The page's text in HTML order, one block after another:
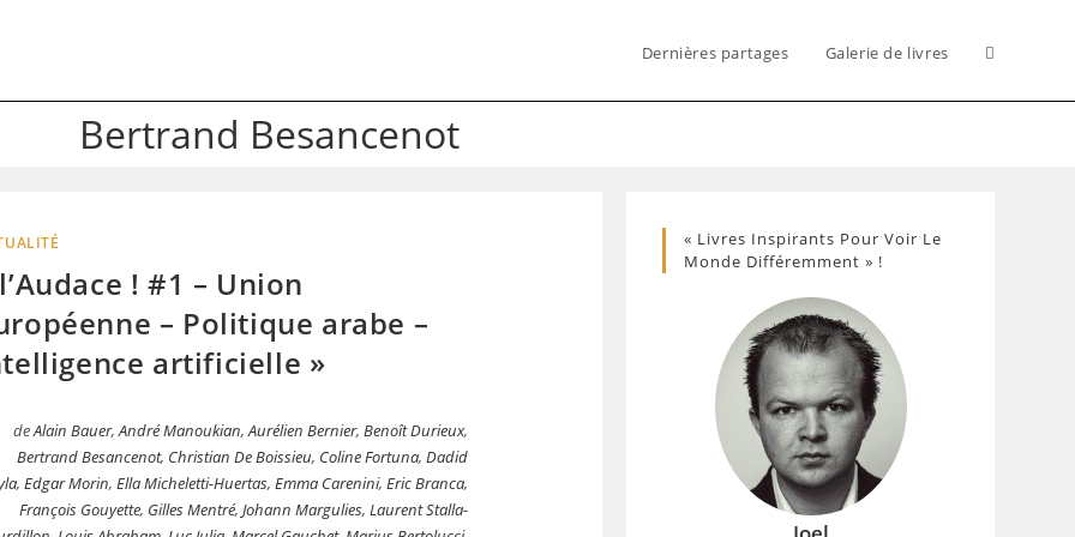
Dernières partages Galerie de livres Toggle
Bertrand Besancenot
! #1 – Union
– Politique arabe –
artificielle »
deAlain Bauer,André Manoukian,Aurélien Bernier, Benoît Durieux,
Bertrand Besancenot, Christian De Boissieu, Coline Fortuna, Dadid
, Edgar Morin, Ella Micheletti-Huertas, Emma Carenini, Eric Branca,
François Gouyette, Gilles Mentré, Johann Margulies, Laurent Stalla-
« Livres Inspirants Pour Voir Le
Monde Différemment » !